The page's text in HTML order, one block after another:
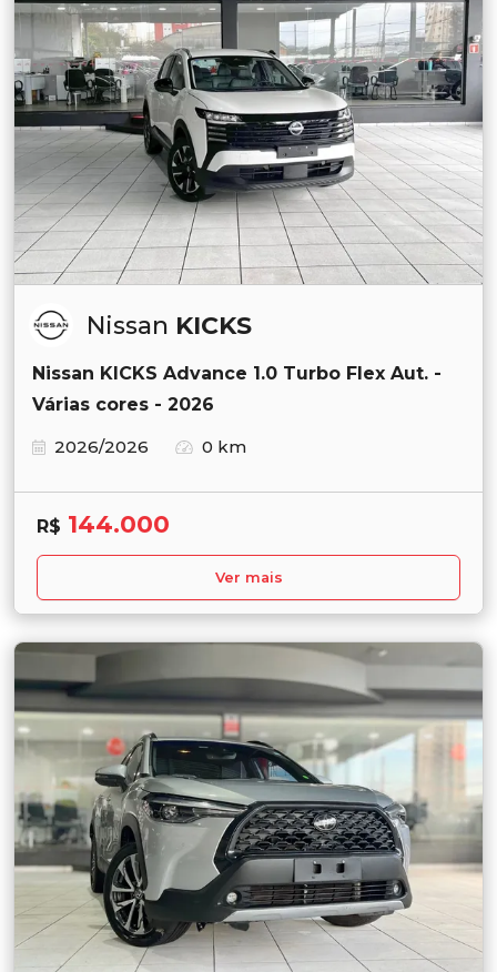
Nissan KICKS
Nissan KICKS Advance 1.0 Turbo Flex Aut. -
Várias cores - 2026
2026/2026
0 km
R$ 144.000
Ver mais